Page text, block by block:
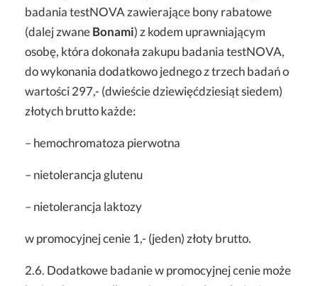
badania testNOVA zawierające bony rabatowe
(dalej zwaneBonami) z kodem uprawniającym
osobę, która dokonała zakupu badania testNOVA,
do wykonania dodatkowo jednego z trzech badań o
wartości 297,- (dwieście dziewięćdziesiąt siedem)
złotych brutto każde:
– hemochromatoza pierwotna
– nietolerancja glutenu
– nietolerancja laktozy
w promocyjnej cenie 1,- (jeden) złoty brutto.
2.6. Dodatkowe badanie w promocyjnej cenie może